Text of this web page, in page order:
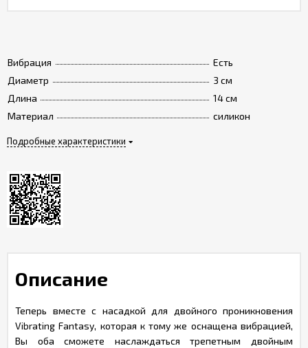
Вибрация
Есть
Диаметр
3 см
Длина
14 см
Материал
силикон
Подробные характеристики
Описание
Теперь вместе с насадкой для двойного проникновения
Vibrating Fantasy, которая к тому же оснащена вибрацией,
Вы оба сможете наслаждаться трепетным двойным